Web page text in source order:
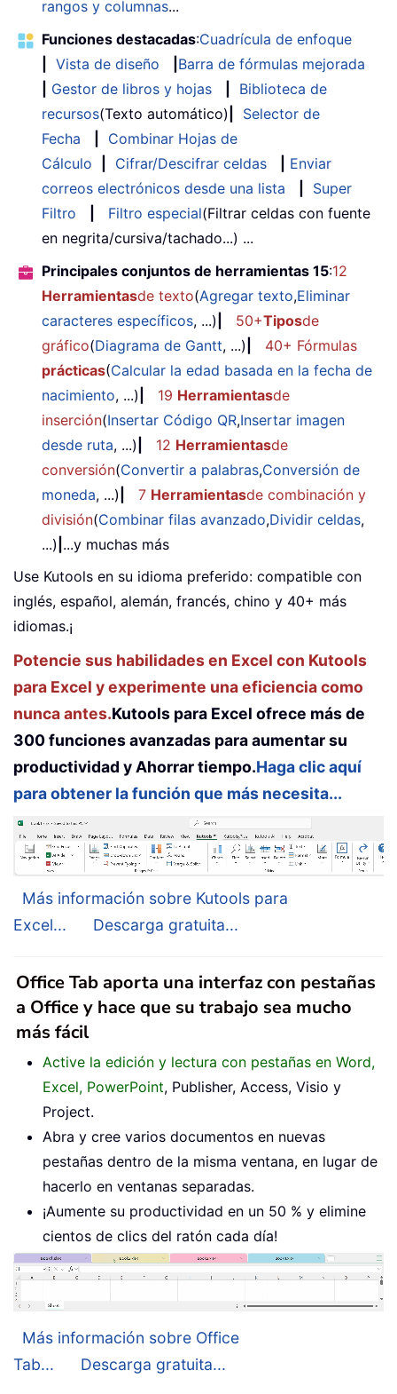
rangos y columnas...
Funciones destacadas:Cuadrícula de enfoque
Vista de diseño
Barra de fórmulas mejorada
Gestor de libros y hojas
Biblioteca de
recursos(Texto automático)
Selector de
Fecha
Combinar Hojas de
Cálculo
Cifrar/Descifrar celdas
Enviar
correos electrónicos desde una lista
Super
Filtro
Filtro especial(Filtrar celdas con fuente
en negrita/cursiva/tachado...) ...
Principales conjuntos de herramientas 15:12
Herramientasde texto(Agregar texto,Eliminar
caracteres específicos, ...) 50+Tiposde
gráfico(Diagrama de Gantt, ...)
40+ Fórmulas
prácticas(Calcular la edad basada en la fecha de
nacimiento, ...) 19 Herramientasde
inserción(Insertar Código QR,Insertar imagen
desde ruta, ...) 12 Herramientasde
conversión(Convertir a palabras,Conversión de
moneda, ...) 7 Herramientasde combinación y
división(Combinar filas avanzado,Dividir celdas,
...) ...y muchas más
Use Kutools en su idioma preferido: compatible con
inglés, español, alemán, francés, chino y 40+ más
idiomas.¡
Potencie sus habilidades en Excel con Kutools
para Excel y experimente una eficiencia como
nunca antes.Kutools para Excel ofrece más de
300 funciones avanzadas para aumentar su
productividad y Ahorrar tiempo.Haga clic aquí
para obtener la función que más necesita...
Más información sobre Kutools para
Excel...
Descarga gratuita...
Office Tab aporta una interfaz con pestañas
a Office y hace que su trabajo sea mucho
más fácil
Active la edición y lectura con pestañas en Word,
Excel, PowerPoint, Publisher, Access, Visio y
Project.
Abra y cree varios documentos en nuevas
pestañas dentro de la misma ventana, en lugar de
hacerlo en ventanas separadas.
¡Aumente su productividad en un 50 % y elimine
cientos de clics del ratón cada día!
Más información sobre Office
Tab...
Descarga gratuita...